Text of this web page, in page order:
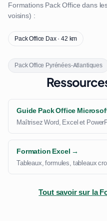
Formations Pack Office dans
voisins) :
Pack Office Dax · 42 km
Pack Office Pyrénées-Atlantiques
Guide Pack Office
Maîtrisez Word, Excel et
Formation Excel →
Tableaux, formules, tableaux
Tout savoir sur la